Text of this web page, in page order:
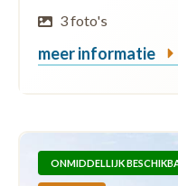
3 foto's
meer informatie
ONMIDDELLIJK